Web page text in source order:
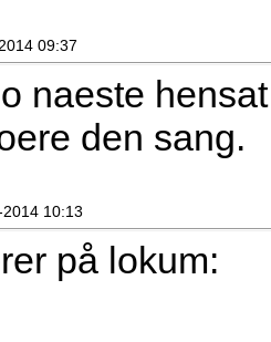
09:37
naeste
den sang.
10:13
på lokum: